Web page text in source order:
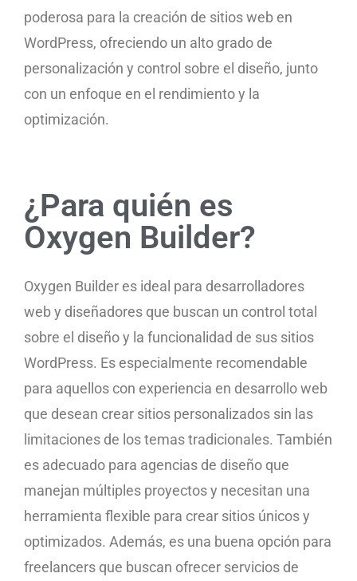
poderosa para la creación de sitios web en
WordPress, ofreciendo un alto grado de
personalización y control sobre el diseño, junto
con un enfoque en el rendimiento y la
optimización.
¿Para quién es
Oxygen Builder?
Oxygen Builder es ideal para desarrolladores
web y diseñadores que buscan un control total
sobre el diseño y la funcionalidad de sus sitios
WordPress. Es especialmente recomendable
para aquellos con experiencia en desarrollo web
que desean crear sitios personalizados sin las
limitaciones de los temas tradicionales. También
es adecuado para agencias de diseño que
manejan múltiples proyectos y necesitan una
herramienta flexible para crear sitios únicos y
optimizados. Además, es una buena opción para
freelancers que buscan ofrecer servicios de